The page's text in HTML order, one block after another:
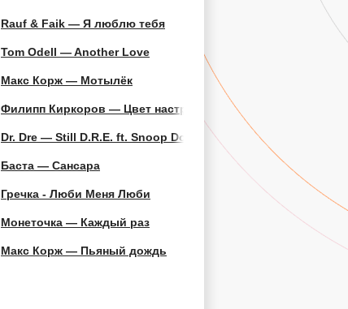
Rauf & Faik — Я люблю тебя
Tom Odell — Another Love
Макс Корж — Мотылёк
Филипп Киркоров — Цвет настроения синий
Dr. Dre — Still D.R.E. ft. Snoop Dogg
Баста — Сансара
Гречка - Люби Меня Люби
Монеточка — Каждый раз
Макс Корж — Пьяный дождь